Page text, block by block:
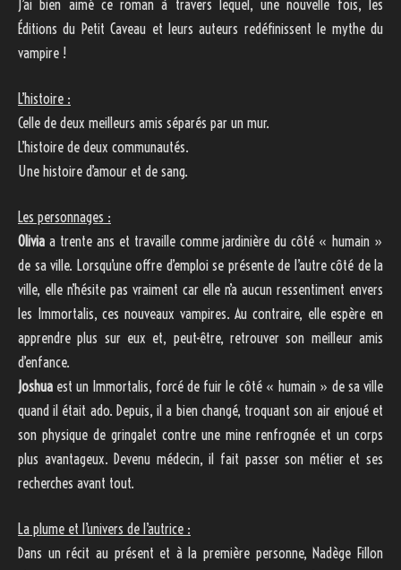
J’ai bien aimé ce roman à travers lequel, une nouvelle fois, les
Éditions du Petit Caveau et leurs auteurs redéfinissent le mythe du
vampire !
L’histoire :
Celle de deux meilleurs amis séparés par un mur.
L’histoire de deux communautés.
Une histoire d’amour et de sang.
Les personnages :
Olivia a trente ans et travaille comme jardinière du côté « humain »
de sa ville. Lorsqu’une offre d’emploi se présente de l’autre côté de la
ville, elle n’hésite pas vraiment car elle n’a aucun ressentiment envers
les Immortalis, ces nouveaux vampires. Au contraire, elle espère en
apprendre plus sur eux et, peut-être, retrouver son meilleur amis
d’enfance.
Joshua est un Immortalis, forcé de fuir le côté « humain » de sa ville
quand il était ado. Depuis, il a bien changé, troquant son air enjoué et
son physique de gringalet contre une mine renfrognée et un corps
plus avantageux. Devenu médecin, il fait passer son métier et ses
recherches avant tout.
La plume et l’univers de l’autrice :
Dans un récit au présent et à la première personne, Nadège Fillon